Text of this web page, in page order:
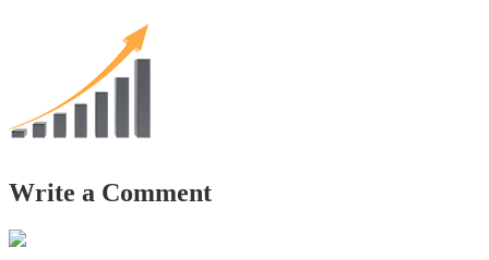
Write a Comment